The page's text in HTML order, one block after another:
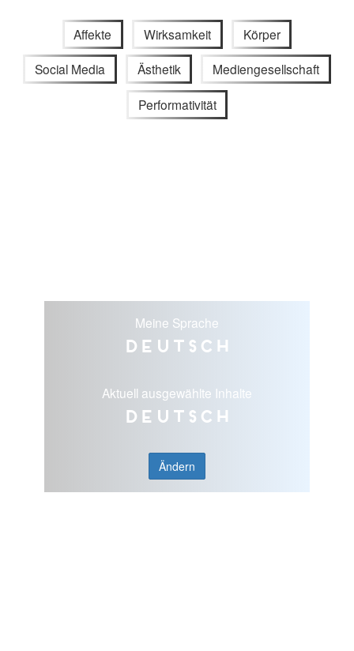
Affekte Wirksamkeit Körper
Social Media Ästhetik Mediengesellschaft
Performativität
Meine Sprache
Deutsch
Aktuell ausgewählte Inhalte
Deutsch
Ändern